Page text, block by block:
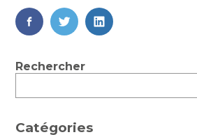
FaceBook
TwitterLinkedIn
Blog
Rechercher
Catégories